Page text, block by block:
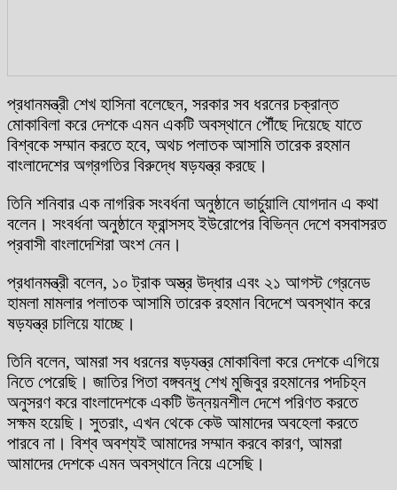
প্রধানমন্ত্রী শেখ হাসিনা বলেছেন, সরকার সব ধরনের চক্রান্ত
মোকাবিলা করে দেশকে এমন একটি অবস্থানে পৌঁছে দিয়েছে যাতে
বিশ্বকে সম্মান করতে হবে, অথচ পলাতক আসামি তারেক রহমান
বাংলাদেশের অগ্রগতির বিরুদ্ধে ষড়যন্ত্র করছে।
তিনি শনিবার এক নাগরিক সংবর্ধনা অনুষ্ঠানে ভার্চুয়ালি যোগদান এ কথা
বলেন। সংবর্ধনা অনুষ্ঠানে ফ্রান্সসহ ইউরোপের বিভিন্ন দেশে বসবাসরত
প্রবাসী বাংলাদেশিরা অংশ নেন।
প্রধানমন্ত্রী বলেন, ১০ ট্রাক অস্ত্র উদ্ধার এবং ২১ আগস্ট গ্রেনেড
হামলা মামলার পলাতক আসামি তারেক রহমান বিদেশে অবস্থান করে
ষড়যন্ত্র চালিয়ে যাচ্ছে।
তিনি বলেন, আমরা সব ধরনের ষড়যন্ত্র মোকাবিলা করে দেশকে এগিয়ে
নিতে পেরেছি। জাতির পিতা বঙ্গবন্ধু শেখ মুজিবুর রহমানের পদচিহ্ন
অনুসরণ করে বাংলাদেশকে একটি উন্নয়নশীল দেশে পরিণত করতে
সক্ষম হয়েছি। সুতরাং, এখন থেকে কেউ আমাদের অবহেলা করতে
পারবে না। বিশ্ব অবশ্যই আমাদের সম্মান করবে কারণ, আমরা
আমাদের দেশকে এমন অবস্থানে নিয়ে এসেছি।